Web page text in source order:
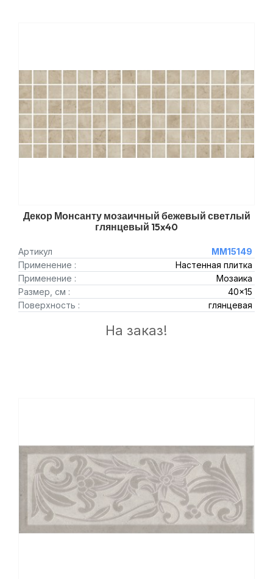
Декор Монсанту мозаичный бежевый светлый
глянцевый 15x40
Артикул
MM15149
Применение :
Настенная плитка
Применение :
Мозаика
Размер, см :
40x15
Поверхность :
глянцевая
На заказ!